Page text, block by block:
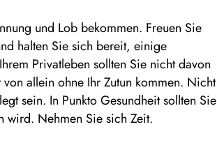
und Lob bekommen. Freuen Sie
halten Sie sich bereit, einige
Privatleben sollten Sie nicht davon
allein ohne Ihr Zutun kommen. Nicht
sein. In Punkto Gesundheit sollten Sie
wird. Nehmen Sie sich Zeit.